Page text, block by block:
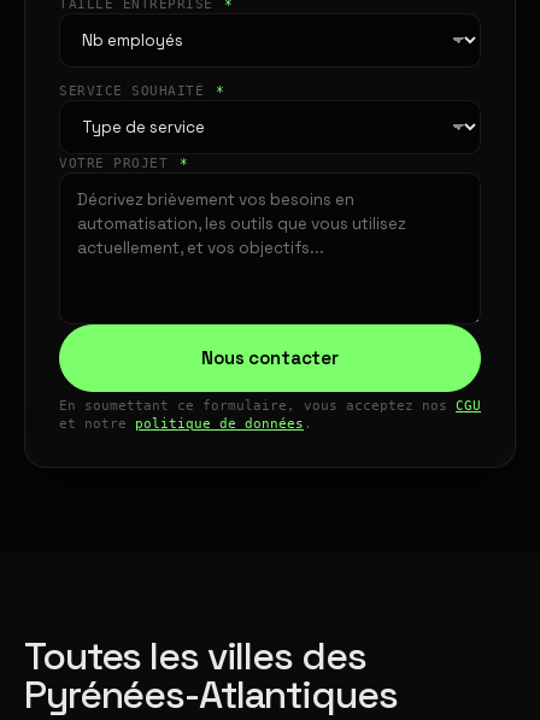
TAILLE ENTREPRISE *
SERVICE SOUHAITÉ *
VOTRE PROJET *
Nous contacter
En soumettant ce formulaire, vous acceptez nos CGU
et notre politique de données .
Toutes les villes des
Pyrénées-Atlantiques